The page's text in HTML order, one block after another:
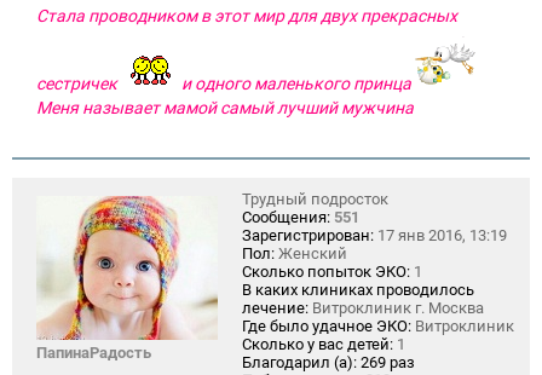
Стала проводником в этот мир для двух прекрасных
сестричек
и одного маленького принца
Меня называет мамой самый лучший мужчина
ПапинаРадость
Трудный подросток
Сообщения: 551
Зарегистрирован: 17 янв 2016, 13:19
Пол: Женский
Сколько попыток ЭКО: 1
В каких клиниках проводилось
лечение: Витроклиник г. Москва
Где было удачное ЭКО: Витроклиник
Сколько у вас детей: 1
Благодарил (а): 269 раз